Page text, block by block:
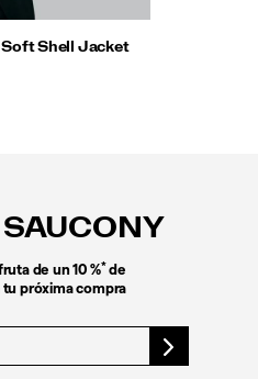
Shell Jacket
de un 10 %* de
próxima compra